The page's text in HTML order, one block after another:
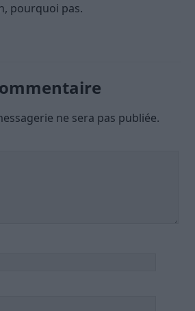
pourquoi pas.
ne sera pas publiée.